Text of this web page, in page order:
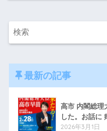
最新の記事
高市 内閣総理
した。お話に
2026年3月1日